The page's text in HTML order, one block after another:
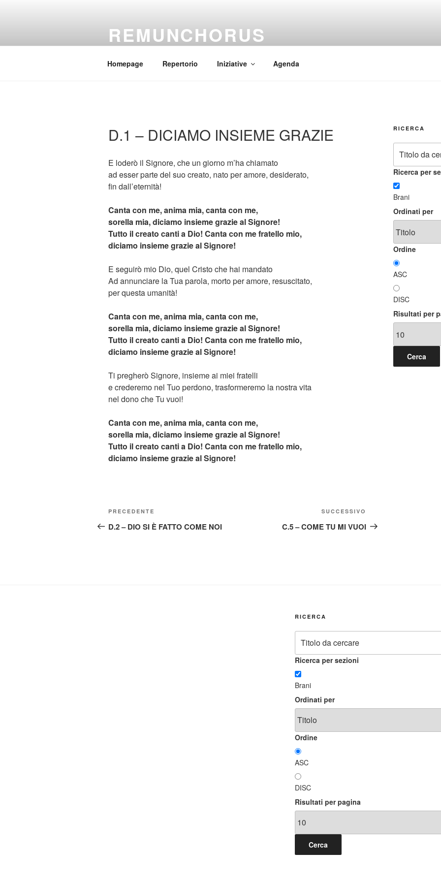
REMUNCHORUS
Homepage Repertorio Iniziative Agenda
D.1 – DICIAMO INSIEME GRAZIE
E loderò il Signore, che un giorno m’ha chiamato
ad esser parte del suo creato, nato per amore, desiderato,
fin dall’eternità!
Canta con me, anima mia, canta con me,
sorella mia, diciamo insieme grazie al Signore!
Tutto il creato canti a Dio! Canta con me fratello mio,
diciamo insieme grazie al Signore!
E seguirò mio Dio, quel Cristo che hai mandato
Ad annunciare la Tua parola, morto per amore, resuscitato,
per questa umanità!
Canta con me, anima mia, canta con me,
sorella mia, diciamo insieme grazie al Signore!
Tutto il creato canti a Dio! Canta con me fratello mio,
diciamo insieme grazie al Signore!
Ti pregherò Signore, insieme ai miei fratelli
e crederemo nel Tuo perdono, trasformeremo la nostra vita
nel dono che Tu vuoi!
Canta con me, anima mia, canta con me,
sorella mia, diciamo insieme grazie al Signore!
Tutto il creato canti a Dio! Canta con me fratello mio,
diciamo insieme grazie al Signore!
Navigazione
articoli
Articolo
precedente:
PRECEDENTE
D.2 – DIO SI È FATTO COME NOI
successivo
SUCCESSIVO
C.5 – COME TU MI VUOI
RICERCA
Ricerca per
Brani
Ordinati per
Ordine
ASC
DISC
Risultati per
RICERCA
Ricerca per sezioni
Brani
Ordinati per
Ordine
ASC
DISC
Risultati per pagina